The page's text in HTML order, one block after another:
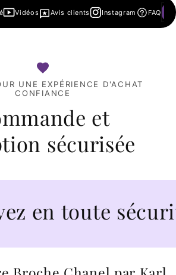
Vidéos Avis clients Instagram FAQ
UNE EXPÉRIENCE D'ACHAT
CONFIANCE
et
sécurisée
toute sécurité